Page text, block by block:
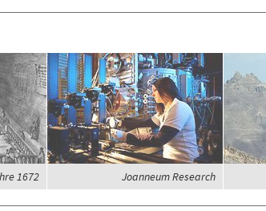
1672 Joanneum Research